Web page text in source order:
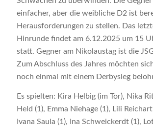
einfacher, aber die weibliche D2 ist
Herausforderungen zu stellen. Das
Hinrunde findet am 6.12.2025 um 15
statt. Gegner am Nikolaustag ist die
Zum Abschluss des Jahres möchten
noch einmal mit einem Derbysieg
Es spielten: Kira Helbig (im Tor), Nika
Held (1), Emma Niehage (1), Lili
Ivana Saula (1), Ina Schweickerdt (1),